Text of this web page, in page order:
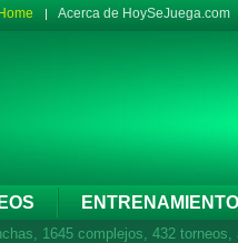
Home Acerca de HoySeJuega.com
ENTRENAMIENTO
1645 complejos, 432